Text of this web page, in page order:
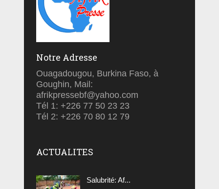
Notre Adresse
Ouagadougou, Burkina Faso, à
Goughin, Mail:
afrikpressebf@yahoo.com
Tél 1: +226 77 50 23 23
Tél 2: +226 70 80 12 79
ACTUALITES
Salubrité: Af...